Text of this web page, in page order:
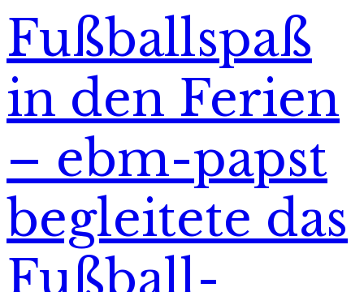
Fußballspaß
in den Ferien
– ebm-papst
begleitete das
Fußball-